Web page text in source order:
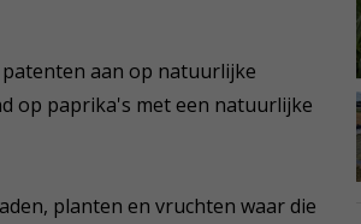
aan op natuurlijke
op paprika's met een natuurlijke
planten en vruchten waar die